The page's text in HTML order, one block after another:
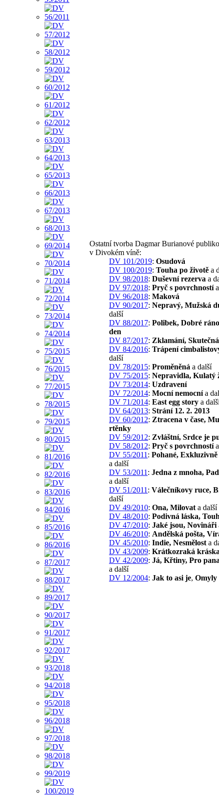
Ostatní tvorba Dagmar Burianové
v Divokém víně:
DV 101/2019: Osudová
DV 100/2019: Touha po životě a
DV 98/2018: Duševní rezerva a
DV 97/2018: Pryč s povrchností
DV 96/2018: Maková
DV 90/2017: Nepravý, Mužská
další
DV 88/2017: Polibek, Dobré
den
DV 87/2017: Zklamání,
DV 84/2016: Trápení
další
DV 78/2015: Proměněná a další
DV 75/2015: Nepravidla, Kulatý
DV 73/2014: Uzdravení
DV 72/2014: Mocní nemocnía
DV 71/2014: East egg story a
DV 64/2013: Strání 12. 2. 2013
DV 60/2012: Ztracena v čase,
rtěnky
DV 59/2012: Zvláštní, Srdce je
DV 58/2012: Pryč s povrchností
DV 55/2011 : Pohané,
a další
DV 53/2011 : Jedna z mnoha,
a další
DV 51/2011 : Válečníkovy ruce,
další
DV 49/2010: Ona, Milovat a další
DV 48/2010: Podivná láska,
DV 47/2010: Jaké jsou, Novináři
DV 46/2010: Andělská pošta,
DV 45/2010: Indie, Nesmělost a
DV 43/2009: Krátkozraká
DV 42/2009: Já, Křtiny, Pro
a další
DV 12/2004: Jak to asi je, Omyly